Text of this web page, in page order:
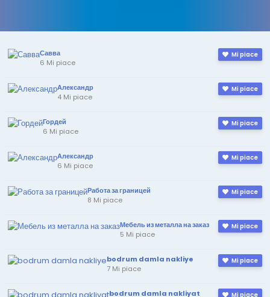
Mi piace
Савва
6 Mi piace
Mi piace
Александр
4 Mi piace
Mi piace
Гордей
6 Mi piace
Mi piace
Александр
6 Mi piace
Mi piace
Работа за границей
8 Mi piace
Mi piace
Мебель из металла на заказ
5 Mi piace
Mi piace
bodrum damla nakliye
7 Mi piace
Mi piace
bodrum damla nakliyat